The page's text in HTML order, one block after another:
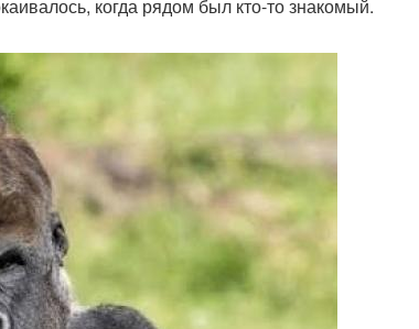
когда рядом был кто-то знакомый.